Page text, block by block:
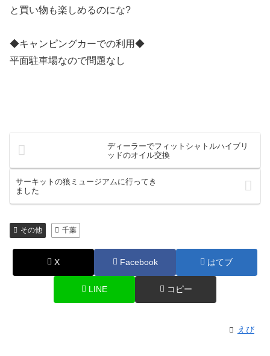
と買い物も楽しめるのにな?
◆キャンピングカーでの利用◆
平面駐車場なので問題なし
ディーラーでフィットシャトルハイブリ
ッドのオイル交換
サーキットの狼ミュージアムに行ってき
ました
その他 千葉
X Facebook はてブ
LINE コピー
えび